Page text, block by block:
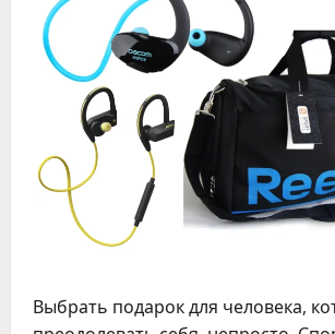
Выбрать подарок для человека,